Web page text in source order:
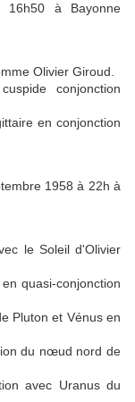
à Bayonne
Olivier Giroud.
conjonction
en conjonction
1958 à 22h à
le Soleil d'Olivier
quasi-conjonction
Pluton et Vénus en
du nœud nord de
avec Uranus du